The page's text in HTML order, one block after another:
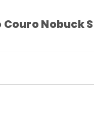
Nobuck